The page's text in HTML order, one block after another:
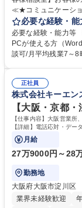
≪★コミュニケーシ
お客様のお声をより
様相談室でのお仕事です。 日々お客様からいただくキリ
意見を、企業活動に
って対応、情報提供
平均100件前後■メール・手紙：同
相談室】お客様のお
必要な経験・能
必要な経験・能力等
PCが使える方（
談可/月平均残業7～8時間程度 【入社後の研修】着任
すのでご安心くださ
う会社として、お客
を込めてコミュニケ
す。 学歴・資格 学歴：大学院 大学 高専 短大 専修学校 高校 語学力： 資
格：
正社員
株式会社キーエン
【大阪・京都
【仕事内容】大阪営業所
【詳細】電話応対・デー
で発生する事務業務や業
月給
27万9000円～28
勤務地
大阪府大阪市淀川区
業界未経験歓迎